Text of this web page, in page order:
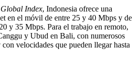
Global Index, Indonesia ofrece una
en el móvil de entre 25 y 40 Mbps y de
y 35 Mbps. Para el trabajo en remoto,
y Ubud en Bali, con numerosos
con velocidades que pueden llegar hasta